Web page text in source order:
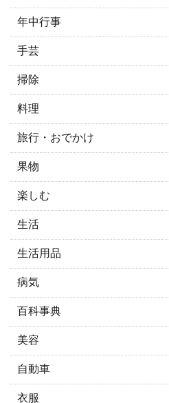
年中行事
手芸
掃除
料理
旅行・おでかけ
果物
楽しむ
生活
生活用品
病気
百科事典
美容
自動車
衣服